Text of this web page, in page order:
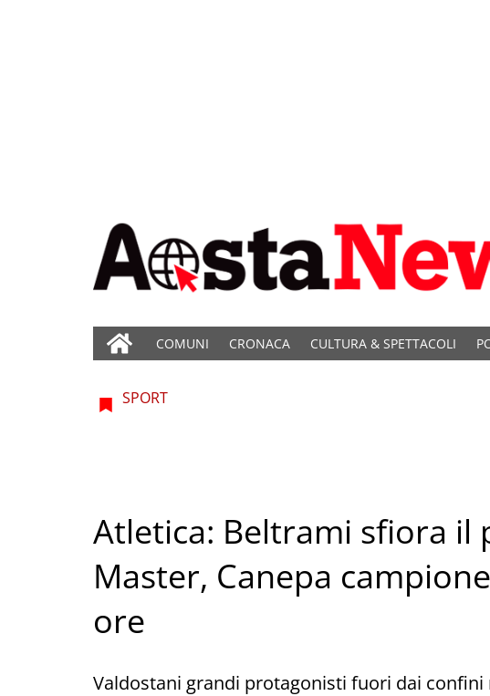
COMUNI CRONACA CULTURA & SPETTACOLI
SPORT
Atletica: Beltrami sfiora il
Master, Canepa
ore
Valdostani grandi protagonisti fuori dai confini